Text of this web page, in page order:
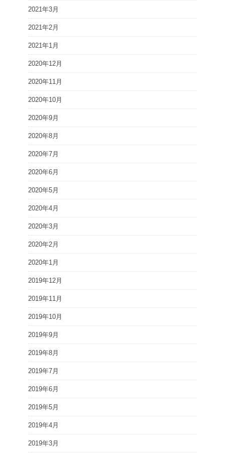
2021年3月
2021年2月
2021年1月
2020年12月
2020年11月
2020年10月
2020年9月
2020年8月
2020年7月
2020年6月
2020年5月
2020年4月
2020年3月
2020年2月
2020年1月
2019年12月
2019年11月
2019年10月
2019年9月
2019年8月
2019年7月
2019年6月
2019年5月
2019年4月
2019年3月